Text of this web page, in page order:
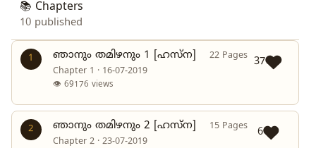
📚 Chapters
10 published
1 ഞാനും തമിഴനും 1 [ഹസ്ന]
22 Pages
Chapter 1 · 16-07-2019
👁 69176 views
37
2 ഞാനും തമിഴനും 2 [ഹസ്ന]
15 Pages
Chapter 2 · 23-07-2019
6